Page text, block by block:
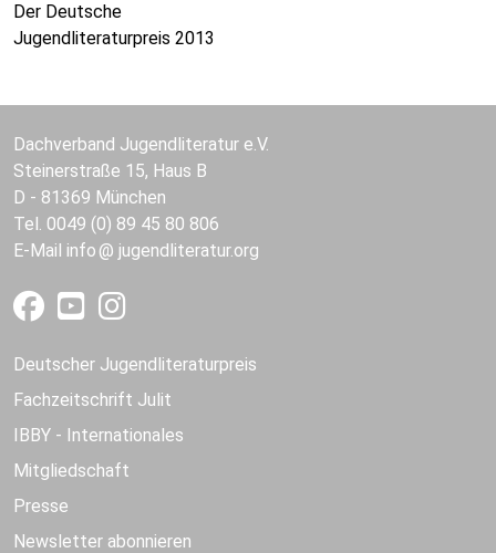
Der Deutsche
Jugendliteraturpreis 2013
Dachverband Jugendliteratur e.V.
Steinerstraße 15, Haus B
D - 81369 München
Tel. 0049 (0) 89 45 80 806
E-Mail info jugendliteratur.org
Deutscher Jugendliteraturpreis
Fachzeitschrift Julit
IBBY - Internationales
Mitgliedschaft
Presse
Newsletter abonnieren